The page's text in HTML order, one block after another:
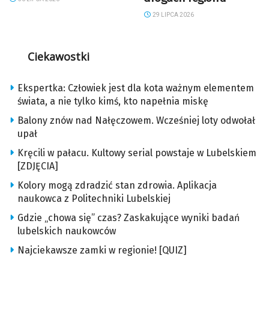
29 LIPCA 2026
Ciekawostki
Ekspertka: Człowiek jest dla kota ważnym elementem
świata, a nie tylko kimś, kto napełnia miskę
Balony znów nad Nałęczowem. Wcześniej loty odwołał
upał
Kręcili w pałacu. Kultowy serial powstaje w Lubelskiem
[ZDJĘCIA]
Kolory mogą zdradzić stan zdrowia. Aplikacja
naukowca z Politechniki Lubelskiej
Gdzie „chowa się” czas? Zaskakujące wyniki badań
lubelskich naukowców
Najciekawsze zamki w regionie! [QUIZ]